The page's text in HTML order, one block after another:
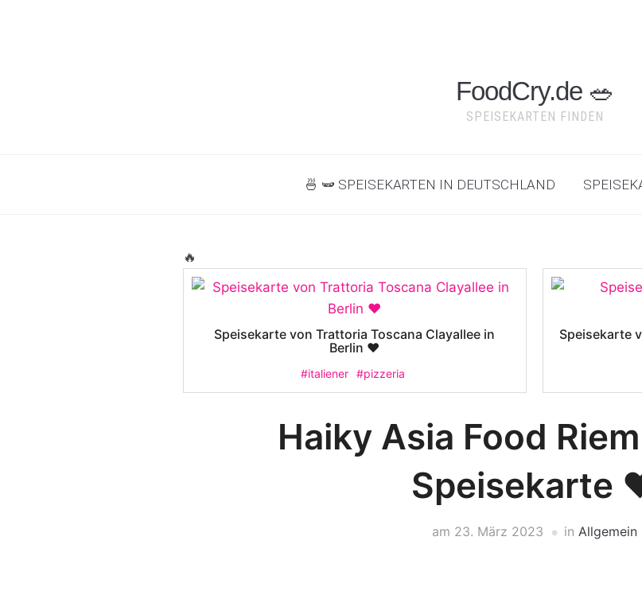
FoodCry.de 🥗
SPEISEKARTEN FINDEN
🍜 🫛 SPEISEKARTEN IN DEUTSCHLAND
🔥
Speisekarte von Trattoria Toscana Clayallee in
Berlin ❤️
#italiener #pizzeria
Speisekarte
Haiky Asia Food
Speisekarte
am 23. März 2023 in Allgemein